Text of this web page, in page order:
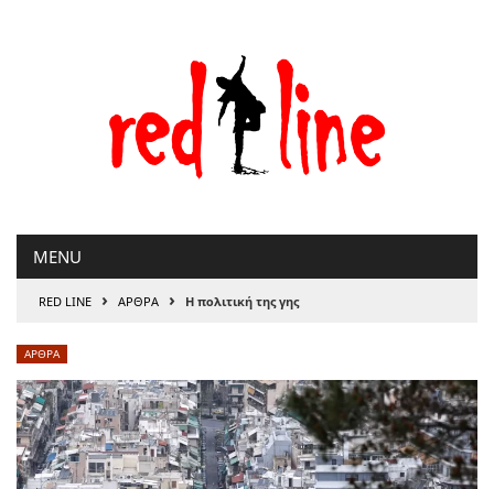
MENU
RED LINE › ΑΡΘΡΑ › Η πολιτική της γης
ΑΡΘΡΑ